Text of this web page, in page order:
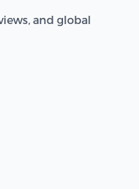
and global